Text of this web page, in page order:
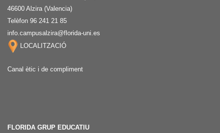
46600 Alzira (Valencia)
Telèfon 96 241 21 85
info.campusalzira@florida-uni.es
LOCALITZACIÓ
Canal ètic i de compliment
FLORIDA GRUP EDUCATIU